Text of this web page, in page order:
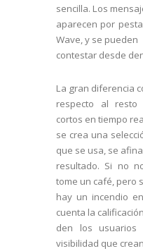
sencilla. Los
aparecen por
Wave, y se pueden
contestar desde
La gran diferencia
respecto al resto
cortos en tiempo
se crea una
que se usa, se
resultado. Si no
tome un café, pero
hay un incendio
cuenta la
den los
visibilidad que